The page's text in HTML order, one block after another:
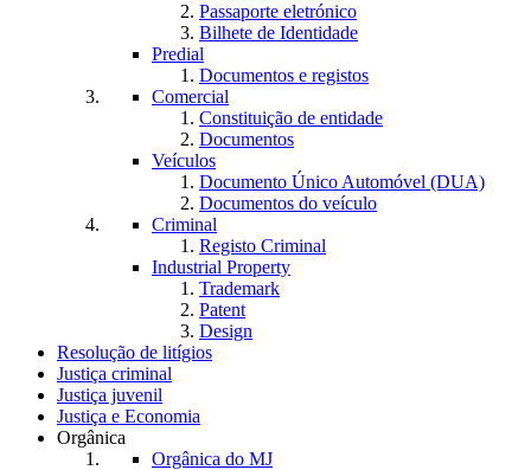
Passaporte eletrónico
Bilhete de Identidade
Predial
Documentos e registos
Comercial
Constituição de entidade
Documentos
Veículos
Documento Único Automóvel (DUA)
Documentos do veículo
Criminal
Registo Criminal
Industrial Property
Trademark
Patent
Design
Resolução de litígios
Justiça criminal
Justiça juvenil
Justiça e Economia
Orgânica
Orgânica do MJ